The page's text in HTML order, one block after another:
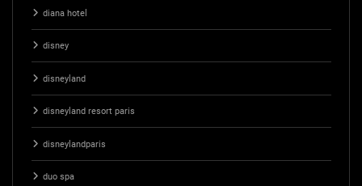
diana hotel
disney
disneyland
disneyland resort paris
disneylandparis
duo spa